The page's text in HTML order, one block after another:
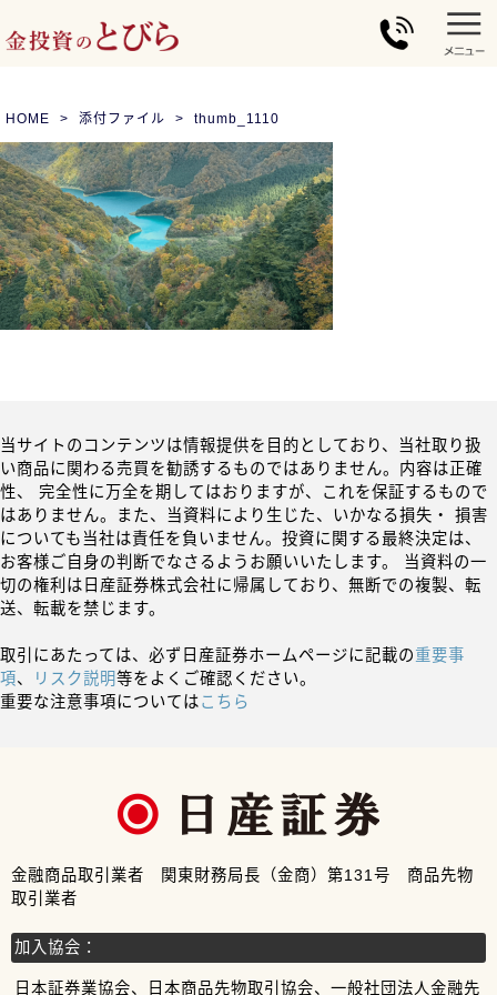
HOME 添付ファイル thumb_1110
当サイトのコンテンツは情報提供を目的としており、当社取り扱
い商品に関わる売買を勧誘するものではありません。内容は正確
性、 完全性に万全を期してはおりますが、これを保証するもので
はありません。また、当資料により生じた、いかなる損失・ 損害
についても当社は責任を負いません。投資に関する最終決定は、
お客様ご自身の判断でなさるようお願いいたします。 当資料の一
切の権利は日産証券株式会社に帰属しており、無断での複製、転
送、転載を禁じます。
取引にあたっては、必ず日産証券ホームページに記載の重要事
項、 リスク説明等をよくご確認ください。
重要な注意事項についてはこちら
金融商品取引業者 関東財務局長（金商）第131号 商品先物
取引業者
加入協会：
日本証券業協会、日本商品先物取引協会、一般社団法人金融先